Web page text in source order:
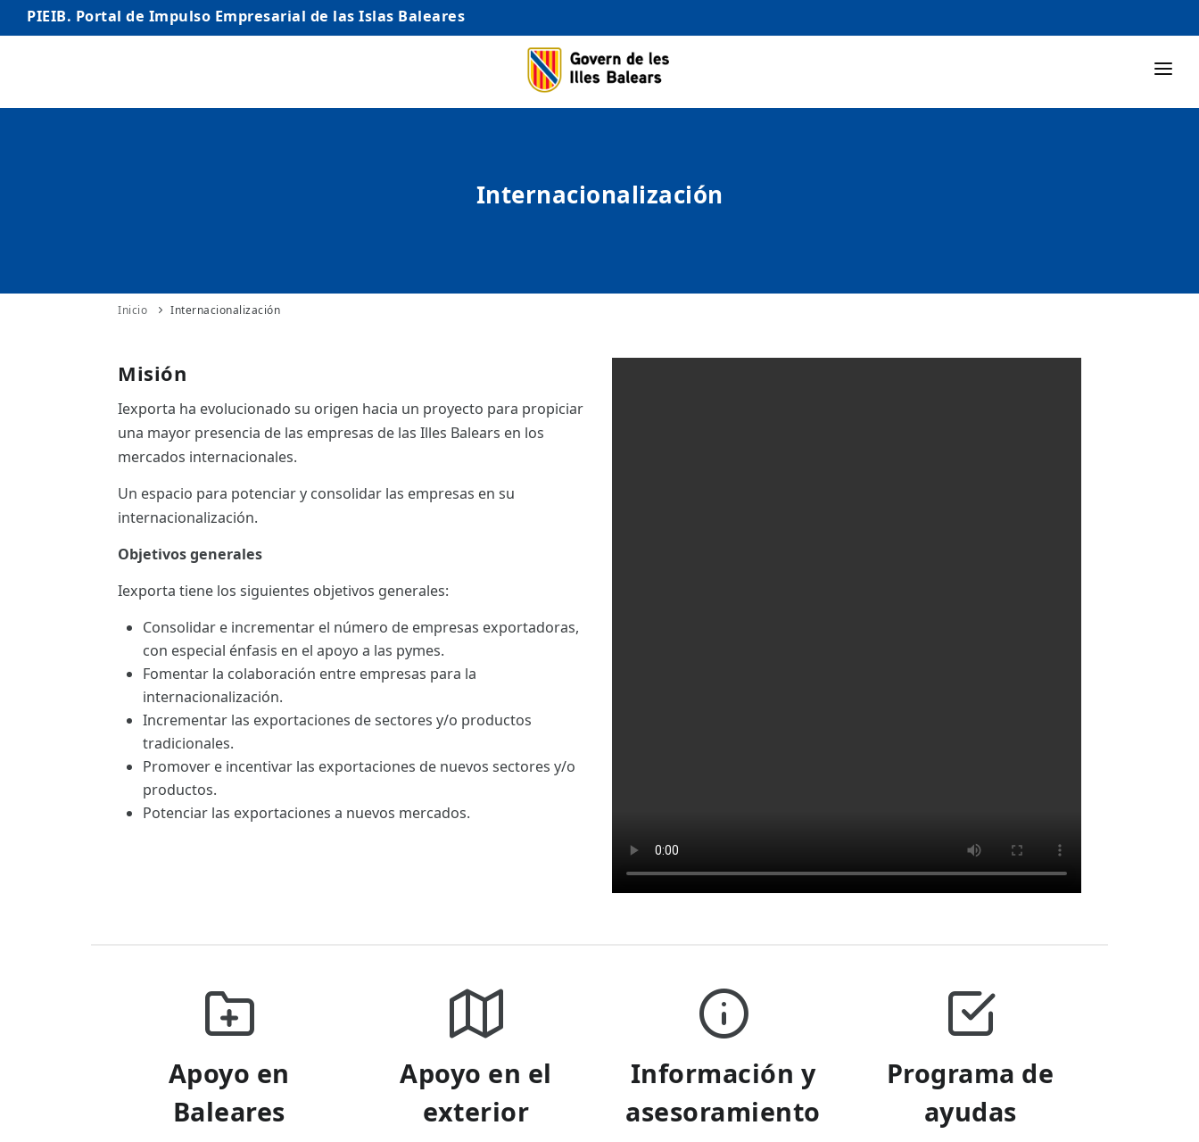
PIEIB. Portal de Impulso Empresarial de las Islas Baleares
INICIO
INTERNACIONALIZACIÓN
Internacionalización
Inicio Internacionalización
Misión
Iexporta ha evolucionado su origen hacia un proyecto para propiciar
una mayor presencia de las empresas de las Illes Balears en los
mercados internacionales.
Un espacio para potenciar y consolidar las empresas en su
internacionalización.
Objetivos generales
Iexporta tiene los siguientes objetivos generales:
Consolidar e incrementar el número de empresas exportadoras,
con especial énfasis en el apoyo a las pymes.
Fomentar la colaboración entre empresas para la
internacionalización.
Incrementar las exportaciones de sectores y/o productos
tradicionales.
Promover e incentivar las exportaciones de nuevos sectores y/o
productos.
Potenciar las exportaciones a nuevos mercados.
Apoyo en
Baleares
Apoyo en el
exterior
Información y
asesoramiento
Programa de
ayudas